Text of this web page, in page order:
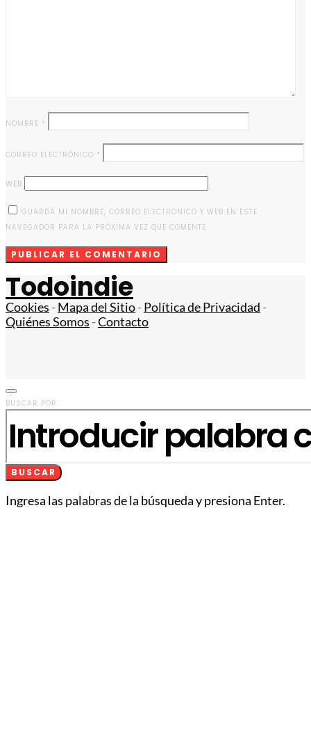
NOMBRE *
CORREO ELECTRÓNICO *
WEB
GUARDA MI NOMBRE, CORREO ELECTRÓNICO Y WEB EN ESTE
NAVEGADOR PARA LA PRÓXIMA VEZ QUE COMENTE.
Todoindie
Cookies -Mapa del Sitio-Política de Privacidad -
Quiénes Somos -Contacto
BUSCAR POR:
BUSCAR
Ingresa las palabras de la búsqueda y presiona Enter.